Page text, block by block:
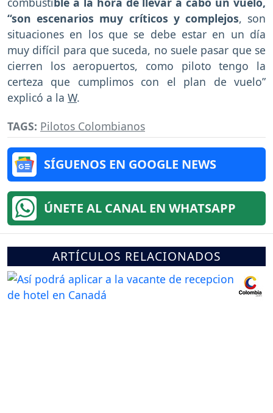
“son escenarios muy críticos y complejos, son
situaciones en los que se debe estar en un día
muy difícil para que suceda, no suele pasar que se
cierren los aeropuertos, como piloto tengo la
certeza que cumplimos con el plan de vuelo”
explicó a la W.
TAGS: Pilotos Colombianos
SÍGUENOS EN GOOGLE NEWS
ÚNETE AL CANAL EN WHATSAPP
ARTÍCULOS RELACIONADOS